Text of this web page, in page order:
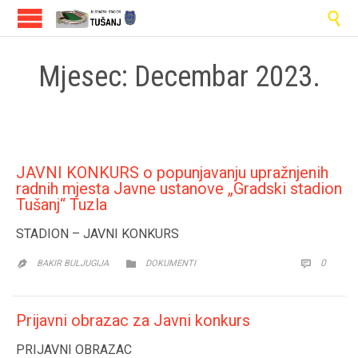

Mjesec: Decembar 2023.
JAVNI KONKURS o popunjavanju upražnjenih
radnih mjesta Javne ustanove „Gradski stadion
Tušanj“ Tuzla
STADION – JAVNI KONKURS
 BAKIR BULJUGIJA  CATEGORY
DOKUMENTI  0
Prijavni obrazac za Javni konkurs
PRIJAVNI OBRAZAC